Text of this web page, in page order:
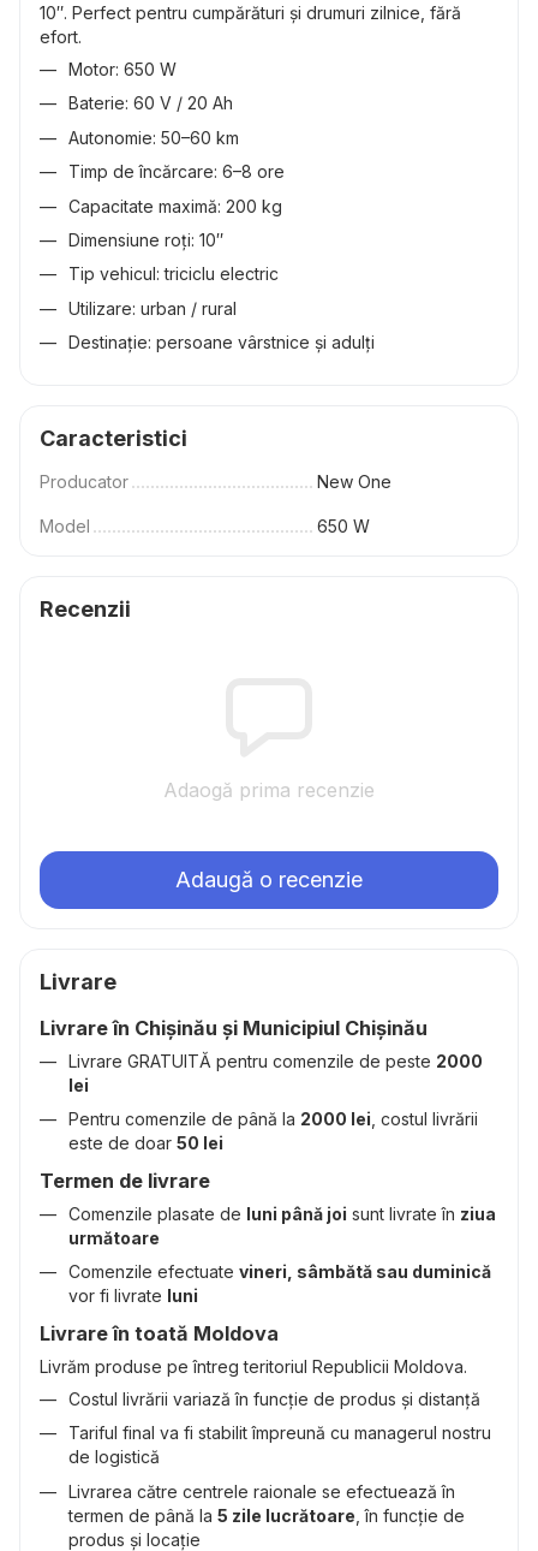
10″. Perfect pentru cumpărături și drumuri zilnice, fără
efort.
Motor: 650 W
Baterie: 60 V / 20 Ah
Autonomie: 50–60 km
Timp de încărcare: 6–8 ore
Capacitate maximă: 200 kg
Dimensiune roți: 10″
Tip vehicul: triciclu electric
Utilizare: urban / rural
Destinație: persoane vârstnice și adulți
Caracteristici
Producator New One
Model 650 W
Recenzii
Adaogă prima recenzie
Adaugă o recenzie
Livrare
Livrare în Chișinău și Municipiul Chișinău
Livrare GRATUITĂ pentru comenzile de peste 2000
lei
Pentru comenzile de până la 2000 lei , costul livrării
este de doar 50 lei
Termen de livrare
Comenzile plasate de luni până joi sunt livrate în ziua
următoare
Comenzile efectuate vineri, sâmbătă sau duminică
vor fi livrate luni
Livrare în toată Moldova
Livrăm produse pe întreg teritoriul Republicii Moldova.
Costul livrării variază în funcție de produs și distanță
Tariful final va fi stabilit împreună cu managerul nostru
de logistică
Livrarea către centrele raionale se efectuează în
termen de până la 5 zile lucrătoare , în funcție de
produs și locație